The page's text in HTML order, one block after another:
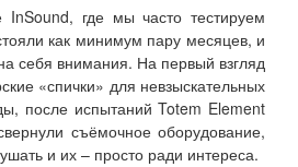
InSound, где мы часто тестируем
как минимум пару месяцев, и
себя внимания. На первый взгляд
«спички» для невзыскательных
после испытаний Totem Element
съёмочное оборудование,
и их – просто ради интереса.